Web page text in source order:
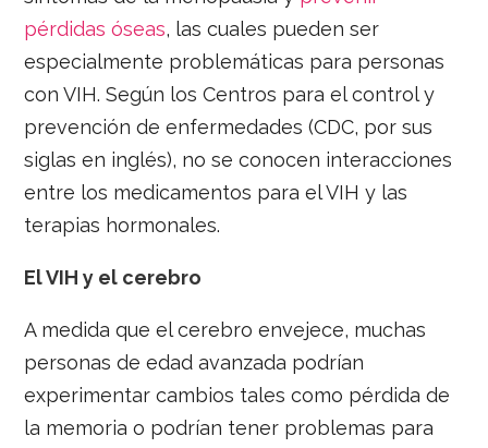
pérdidas óseas, las cuales pueden ser
especialmente problemáticas para personas
con VIH. Según los Centros para el control y
prevención de enfermedades (CDC, por sus
siglas en inglés), no se conocen interacciones
entre los medicamentos para el VIH y las
terapias hormonales.
El VIH y el cerebro
A medida que el cerebro envejece, muchas
personas de edad avanzada podrían
experimentar cambios tales como pérdida de
la memoria o podrían tener problemas para